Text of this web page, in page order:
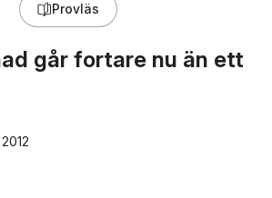
Provläs
går fortare nu än ett
antal röster: